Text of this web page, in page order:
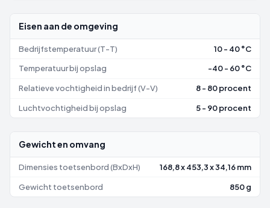
Eisen aan de omgeving
Bedrijfstemperatuur (T-T) 10 - 40 °C
Temperatuur bij opslag -40 - 60 °C
Relatieve vochtigheid in bedrijf (V-V) 8 - 80 procent
Luchtvochtigheid bij opslag 5 - 90 procent
Gewicht en omvang
Dimensies toetsenbord (BxDxH) 168,8 x 453,3 x 34,16 mm
Gewicht toetsenbord 850 g